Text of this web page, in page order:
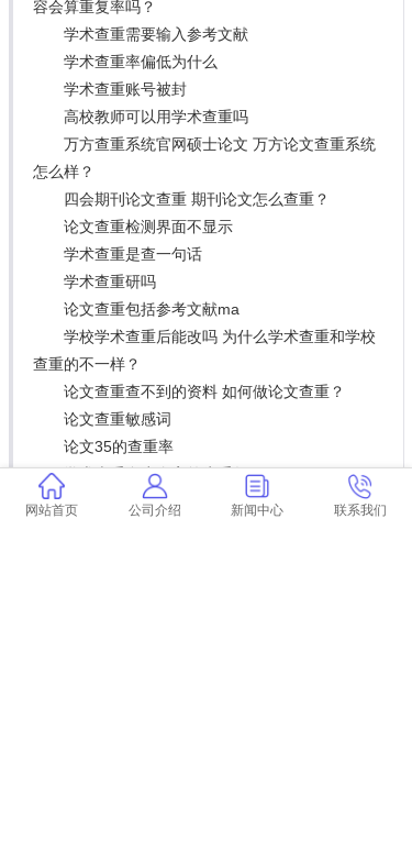
容会算重复率吗？
学术查重需要输入参考文献
学术查重率偏低为什么
学术查重账号被封
高校教师可以用学术查重吗
万方查重系统官网硕士论文 万方论文查重系统
怎么样？
四会期刊论文查重 期刊论文怎么查重？
论文查重检测界面不显示
学术查重是查一句话
学术查重研吗
论文查重包括参考文献ma
学校学术查重后能改吗 为什么学术查重和学校
查重的不一样？
论文查重查不到的资料 如何做论文查重？
论文查重敏感词
论文35的查重率
学术查重多少个字符为重复
焦虑定义解读：查重时的特殊考量
网站首页 公司介绍 新闻中心 联系我们